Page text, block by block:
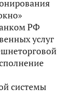
РФ
услуг
системы